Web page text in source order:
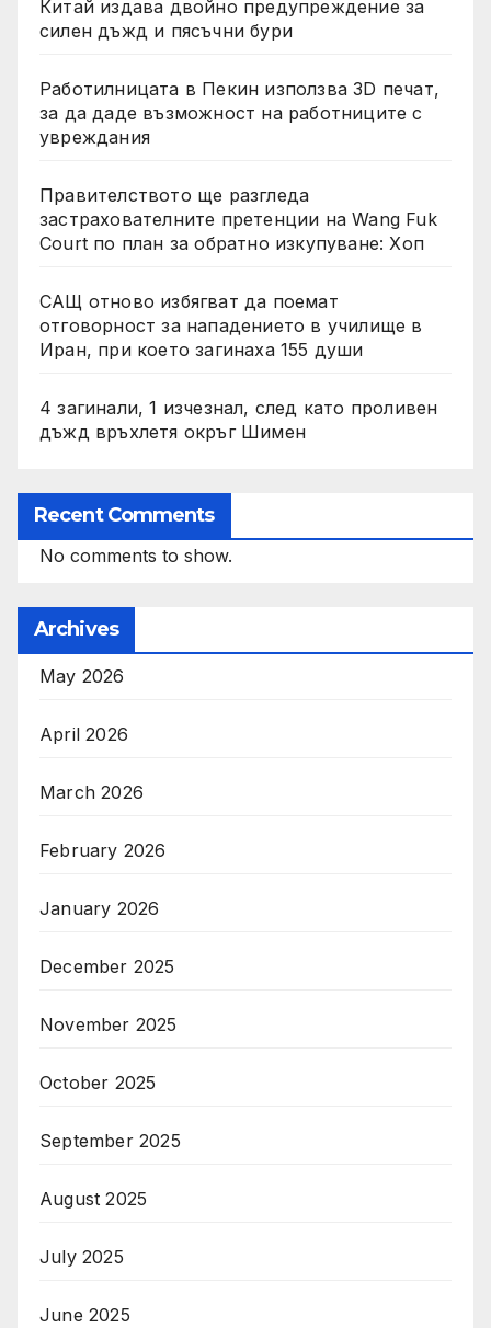
Китай издава двойно предупреждение за
силен дъжд и пясъчни бури
Работилницата в Пекин използва 3D печат,
за да даде възможност на работниците с
увреждания
Правителството ще разгледа
застрахователните претенции на Wang Fuk
Court по план за обратно изкупуване: Хоп
САЩ отново избягват да поемат
отговорност за нападението в училище в
Иран, при което загинаха 155 души
4 загинали, 1 изчезнал, след като проливен
дъжд връхлетя окръг Шимен
Recent Comments
No comments to show.
Archives
May 2026
April 2026
March 2026
February 2026
January 2026
December 2025
November 2025
October 2025
September 2025
August 2025
July 2025
June 2025